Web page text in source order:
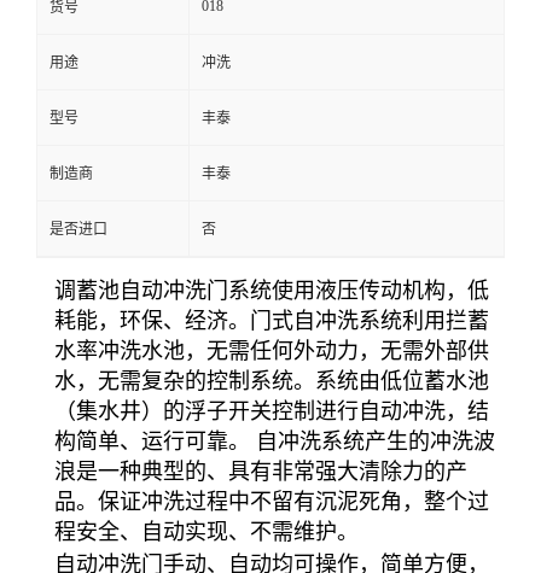
货号 018
用途 冲洗
型号 丰泰
制造商 丰泰
是否进口 否
调蓄池自动冲洗门系统使用液压传动机构，低
耗能，环保、经济。门式自冲洗系统利用拦蓄
水率冲洗水池，无需任何外动力，无需外部供
水，无需复杂的控制系统。系统由低位蓄水池
（集水井）的浮子开关控制进行自动冲洗，结
构简单、运行可靠。 自冲洗系统产生的冲洗波
浪是一种典型的、具有非常强大清除力的产
品。保证冲洗过程中不留有沉泥死角，整个过
程安全、自动实现、不需维护。
自动冲洗门手动、自动均可操作，简单方便，